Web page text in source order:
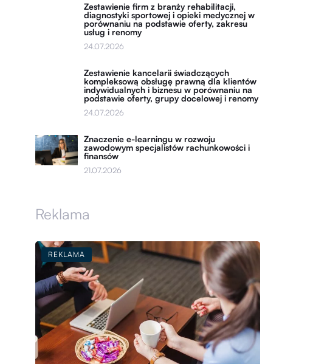
Zestawienie firm z branży rehabilitacji,
diagnostyki sportowej i opieki medycznej w
porównaniu na podstawie oferty, zakresu
usług i renomy
24.07.2026
Zestawienie kancelarii świadczących
kompleksową obsługę prawną dla klientów
indywidualnych i biznesu w porównaniu na
podstawie oferty, grupy docelowej i renomy
24.07.2026
Znaczenie e-learningu w rozwoju
zawodowym specjalistów rachunkowości i
finansów
21.07.2026
Reklama
REKLAMA